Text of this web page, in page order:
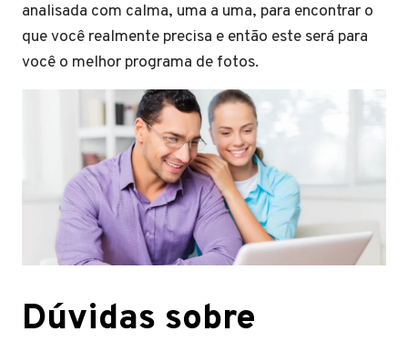
analisada com calma, uma a uma, para encontrar o
que você realmente precisa e então este será para
você o melhor programa de fotos.
Dúvidas sobre